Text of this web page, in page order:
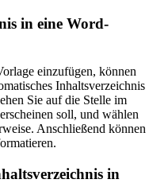
in eine Word-
einzufügen, können
Inhaltsverzeichnis
Sie auf die Stelle im
soll, und wählen
Anschließend können
in